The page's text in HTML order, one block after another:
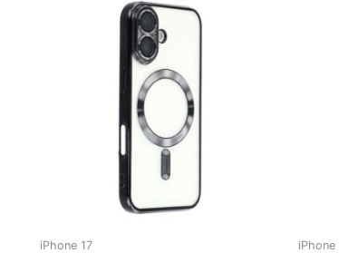
iPhone 17 iPhone